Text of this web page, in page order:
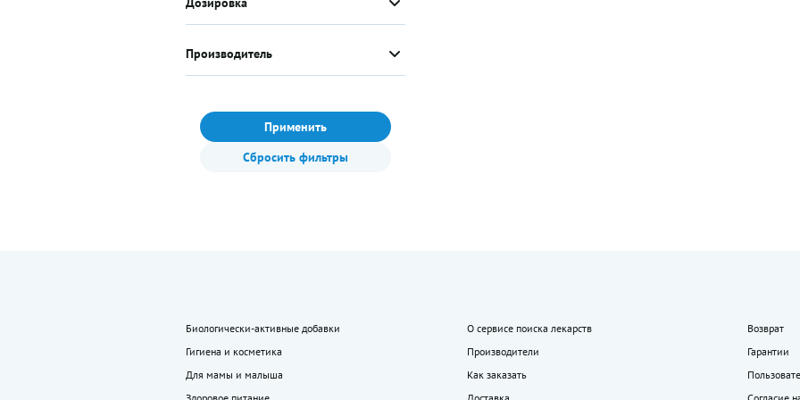
Производитель
Применить
Сбросить фильтры
Биологически-активные добавки
Гигиена и косметика
Для мамы и малыша
О сервисе поиска лекарств
Производители
Как заказать
Возврат
Гарантии